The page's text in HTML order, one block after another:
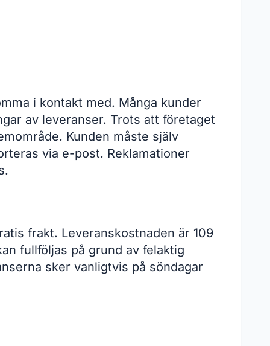
i kontakt med. Många kunder
av leveranser. Trots att företaget
Kunden måste själv
via e-post. Reklamationer
frakt. Leveranskostnaden är 109
fullföljas på grund av felaktig
sker vanligtvis på söndagar